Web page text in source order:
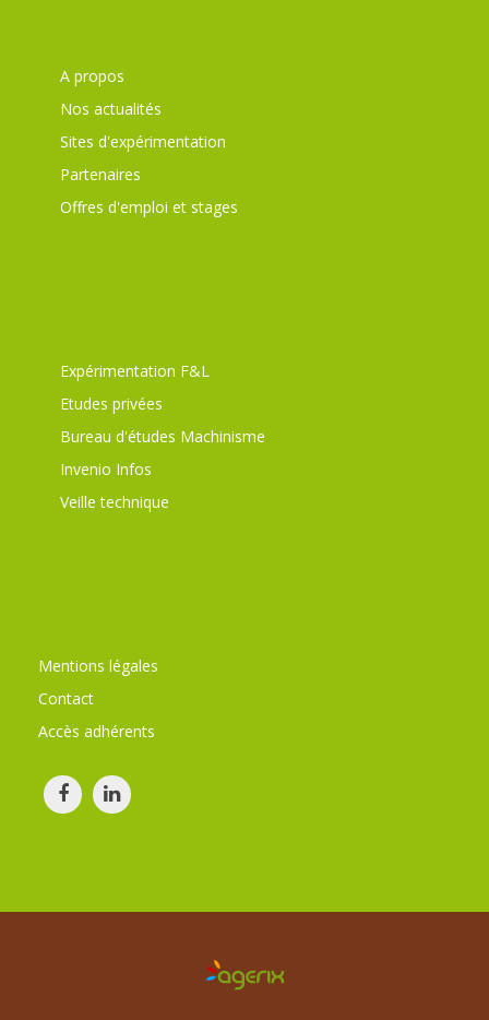
A propos
Nos actualités
Sites d'expérimentation
Partenaires
Offres d'emploi et stages
Expérimentation F&L
Etudes privées
Bureau d'études Machinisme
Invenio Infos
Veille technique
Mentions légales
Contact
Accès adhérents